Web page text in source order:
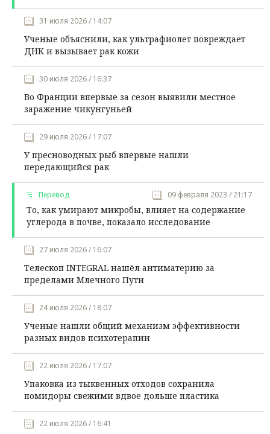
31 июля 2026 / 14:07
Ученые объяснили, как ультрафиолет повреждает
ДНК и вызывает рак кожи
30 июля 2026 / 16:37
Во Франции впервые за сезон выявили местное
заражение чикунгуньей
29 июля 2026 / 17:07
У пресноводных рыб впервые нашли
передающийся рак
Перевод 09 февраля 2023 / 21:17
То, как умирают микробы, влияет на содержание
углерода в почве, показало исследование
27 июля 2026 / 16:07
Телескоп INTEGRAL нашёл антиматерию за
пределами Млечного Пути
24 июля 2026 / 18:07
Ученые нашли общий механизм эффективности
разных видов психотерапии
22 июля 2026 / 17:07
Упаковка из тыквенных отходов сохранила
помидоры свежими вдвое дольше пластика
22 июля 2026 / 16:41